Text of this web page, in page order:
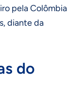
pela Colômbia
diante da
do